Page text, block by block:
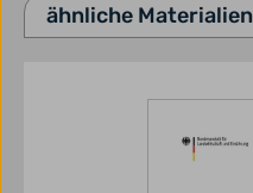
ähnliche Materialien